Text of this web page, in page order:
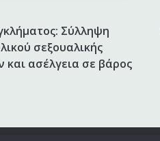
Σύλληψη
σεξουαλικής
και ασέλγεια σε βάρος